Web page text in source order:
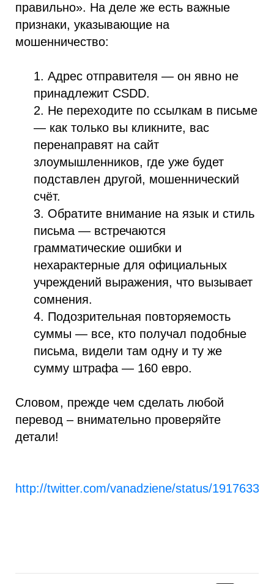
правильно». На деле же есть важные
признаки, указывающие на
мошенничество:
1. Адрес отправителя — он явно не
принадлежит CSDD.
2. Не переходите по ссылкам в письме
— как только вы кликните, вас
перенаправят на сайт
злоумышленников, где уже будет
подставлен другой, мошеннический
счёт.
3. Обратите внимание на язык и стиль
письма — встречаются
грамматические ошибки и
нехарактерные для официальных
учреждений выражения, что вызывает
сомнения.
4. Подозрительная повторяемость
суммы — все, кто получал подобные
письма, видели там одну и ту же
сумму штрафа — 160 евро.
Словом, прежде чем сделать любой
перевод – внимательно проверяйте
детали!
http://twitter.com/vanadziene/status/